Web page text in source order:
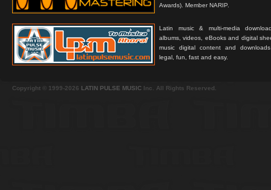
Awards). Member NARIP.
Latin music & multi-media
albums, videos, eBooks and digital
music digital content and
legal, fun, fast and easy.
Copyright © 1999-2026 LATIN PULSE MUSIC Inc. All Rights Reserved.